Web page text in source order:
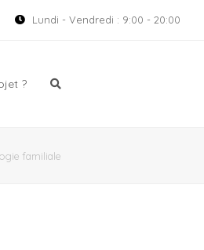
Lundi - Vendredi : 9:00 - 20:00
?
familiale